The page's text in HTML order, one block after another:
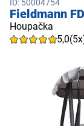
ID: 50004754
Fieldmann
Houpačka
5,0